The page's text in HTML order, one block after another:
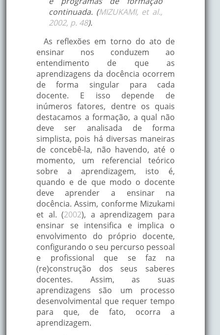
continuada. (MIZUKAMI, et al.,
2002, p. 48).
As reflexões em torno do ato de
ensinar nos conduzem ao
entendimento de que as
aprendizagens da docência ocorrem
de forma singular para cada
docente. E isso depende de
inúmeros fatores, dentre os quais
destacamos a formação, a qual não
deve ser analisada de forma
simplista, pois há diversas maneiras
de concebê-la, não havendo, até o
momento, um referencial teórico
sobre a aprendizagem, isto é,
quando e de que modo o docente
deve aprender a ensinar na
docência. Assim, conforme Mizukami
et al. (2002), a aprendizagem para
ensinar se intensifica e implica o
envolvimento do próprio docente,
configurando o seu percurso pessoal
e profissional que se faz na
(re)construção dos seus saberes
docentes. Assim, as suas
aprendizagens são um processo
desenvolvimental que requer tempo
para que, de fato, ocorra a
aprendizagem.